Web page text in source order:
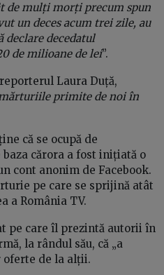
de mulți morți precum spun
un deces acum trei zile, au
declare decedatul
de milioane de lei”.
Laura Duță,
mărturiile primite de noi în
că se ocupă de
cărora a fost inițiată o
cont anonim de Facebook.
pe care se sprijină atât
a România TV.
pe care îl prezintă autorii în
la rândul său, că „a
oferte de la alții.